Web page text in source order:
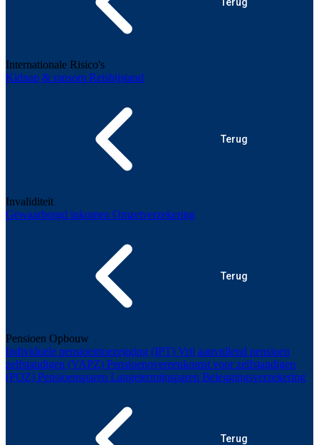
Internationale Risico's
Kidnap & ransom Reisbijstand
Terug
Invaliditeit
Gewaarborgd inkomen Omzetverzekering
Terug
Pensioen Opbouw
Individuele pensioentoezegging (IPT) Vrij aanvullend pensioen
zelfstandigen (VAPZ) Pensioenovereenkomst voor zelfstandigen
(POZ) Pensioensparen Langetermijnsparen Beleggingsverzekering
Terug